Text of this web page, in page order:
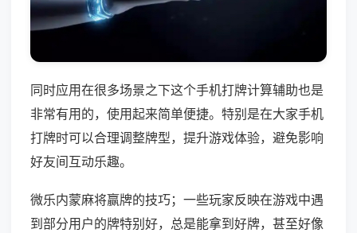
同时应用在很多场景之下这个手机打牌计算辅助也是
非常有用的，使用起来简单便捷。特别是在大家手机
打牌时可以合理调整牌型，提升游戏体验，避免影响
好友间互动乐趣。
微乐内蒙麻将赢牌的技巧；一些玩家反映在游戏中遇
到部分用户的牌特别好，总是能拿到好牌，甚至好像